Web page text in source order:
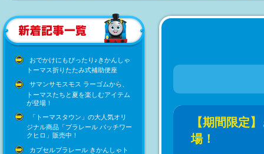
おでかけにもぴったり♪きかんしゃ
トーマス折りたたみ式補助便座
サマンサモスモス ラーゴムから、
トーマスたちと夏を楽しむアイテム
が登場！
「トーマスタウン」の大人気オリ
ジナル商品「プラレール パッチワー
クヒロ」販売中！
カプセルプラレール きかんしゃト
【期間限定
場！